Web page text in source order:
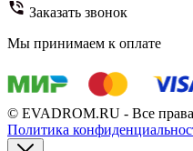
Заказать звонок
Мы принимаем к оплате
© EVADROM.RU - Все
Политика